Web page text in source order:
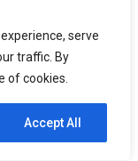
serve
traffic. By
of cookies.
Accept All